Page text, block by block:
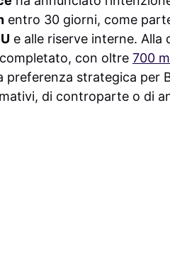
entro 30 giorni, come
e alle riserve interne. Alla
con oltre 700
preferenza strategica per
di controparte o di